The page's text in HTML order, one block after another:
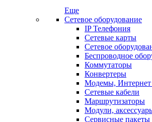
Еще
Сетевое оборудование
IP Телефония
Сетевые карты
Сетевое
Беспроводное
Коммутаторы
Конвертеры
Модемы,
Сетевые кабели
Маршрутизаторы
Модули,
Сервисные пакеты